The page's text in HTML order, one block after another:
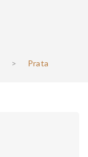
> Prata